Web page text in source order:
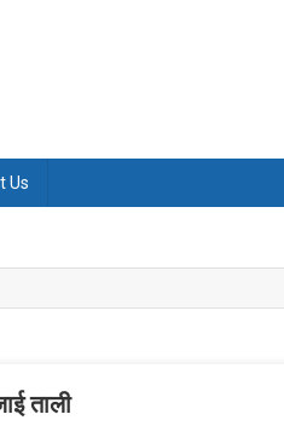
Us
ताली